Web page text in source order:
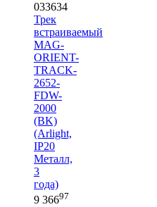
033634
Трек
встраиваемый
MAG-
ORIENT-
TRACK-
2652-
FDW-
2000
(BK)
(Arlight,
IP20
Металл,
3
года)
9 36697